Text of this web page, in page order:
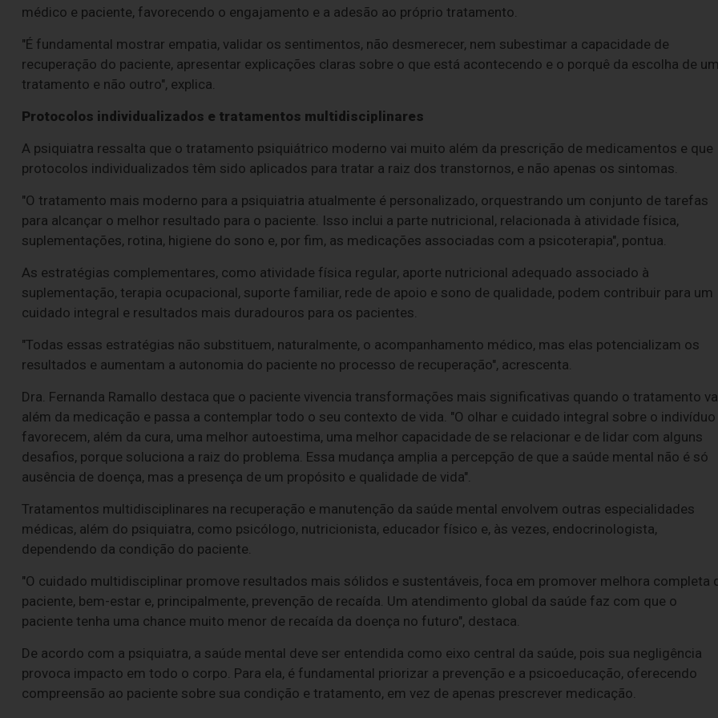
médico e paciente, favorecendo o engajamento e a adesão ao próprio tratamento.
"É fundamental mostrar empatia, validar os sentimentos, não desmerecer, nem subestimar a capacidade de
recuperação do paciente, apresentar explicações claras sobre o que está acontecendo e o porquê da escolha de
tratamento e não outro", explica.
Protocolos individualizados e tratamentos multidisciplinares
A psiquiatra ressalta que o tratamento psiquiátrico moderno vai muito além da prescrição de medicamentos e que
protocolos individualizados têm sido aplicados para tratar a raiz dos transtornos, e não apenas os sintomas.
"O tratamento mais moderno para a psiquiatria atualmente é personalizado, orquestrando um conjunto de tarefas
para alcançar o melhor resultado para o paciente. Isso inclui a parte nutricional, relacionada à atividade física,
suplementações, rotina, higiene do sono e, por fim, as medicações associadas com a psicoterapia", pontua.
As estratégias complementares, como atividade física regular, aporte nutricional adequado associado à
suplementação, terapia ocupacional, suporte familiar, rede de apoio e sono de qualidade, podem contribuir para um
cuidado integral e resultados mais duradouros para os pacientes.
"Todas essas estratégias não substituem, naturalmente, o acompanhamento médico, mas elas potencializam os
resultados e aumentam a autonomia do paciente no processo de recuperação", acrescenta.
Dra. Fernanda Ramallo destaca que o paciente vivencia transformações mais significativas quando o tratamento
além da medicação e passa a contemplar todo o seu contexto de vida. "O olhar e cuidado integral sobre o indivíduo
favorecem, além da cura, uma melhor autoestima, uma melhor capacidade de se relacionar e de lidar com alguns
desafios, porque soluciona a raiz do problema. Essa mudança amplia a percepção de que a saúde mental não é só
ausência de doença, mas a presença de um propósito e qualidade de vida".
Tratamentos multidisciplinares na recuperação e manutenção da saúde mental envolvem outras especialidades
médicas, além do psiquiatra, como psicólogo, nutricionista, educador físico e, às vezes, endocrinologista,
dependendo da condição do paciente.
"O cuidado multidisciplinar promove resultados mais sólidos e sustentáveis, foca em promover melhora completa
paciente, bem-estar e, principalmente, prevenção de recaída. Um atendimento global da saúde faz com que o
paciente tenha uma chance muito menor de recaída da doença no futuro", destaca.
De acordo com a psiquiatra, a saúde mental deve ser entendida como eixo central da saúde, pois sua negligência
provoca impacto em todo o corpo. Para ela, é fundamental priorizar a prevenção e a psicoeducação, oferecendo
compreensão ao paciente sobre sua condição e tratamento, em vez de apenas prescrever medicação.